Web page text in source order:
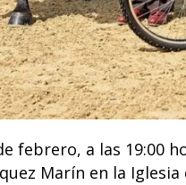
febrero, a las 19:00
Marín en la